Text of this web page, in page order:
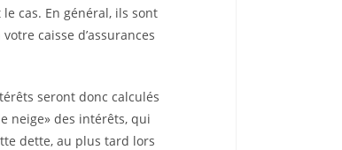
cas. En général, ils sont
caisse d’assurances
seront donc calculés
neige» des intérêts, qui
dette, au plus tard lors